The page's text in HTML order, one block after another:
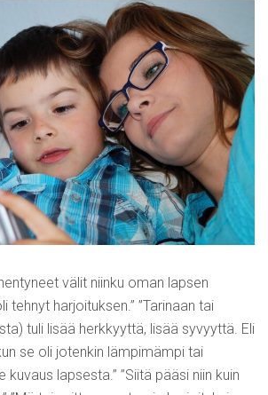
välit niinku oman lapsen
tehnyt harjoituksen.” ”Tarinaan tai
tuli lisää herkkyyttä, lisää syvyyttä. Eli
se oli jotenkin lämpimämpi tai
kuvaus lapsesta.” ”Siitä pääsi niin kuin